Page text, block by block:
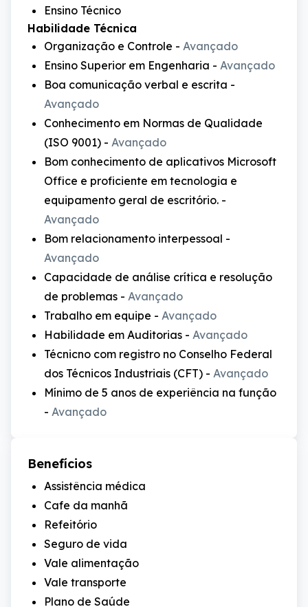
Ensino Técnico
Habilidade Técnica
Organização e Controle - Avançado
Ensino Superior em Engenharia - Avançado
Boa comunicação verbal e escrita -
Avançado
Conhecimento em Normas de Qualidade
(ISO 9001) - Avançado
Bom conhecimento de aplicativos Microsoft
Office e proficiente em tecnologia e
equipamento geral de escritório. -
Avançado
Bom relacionamento interpessoal -
Avançado
Capacidade de análise crítica e resolução
de problemas - Avançado
Trabalho em equipe - Avançado
Habilidade em Auditorias - Avançado
Técnicno com registro no Conselho Federal
dos Técnicos Industriais (CFT) - Avançado
Mínimo de 5 anos de experiência na função
- Avançado
Benefícios
Assistência médica
Cafe da manhã
Refeitório
Seguro de vida
Vale alimentação
Vale transporte
Plano de Saúde